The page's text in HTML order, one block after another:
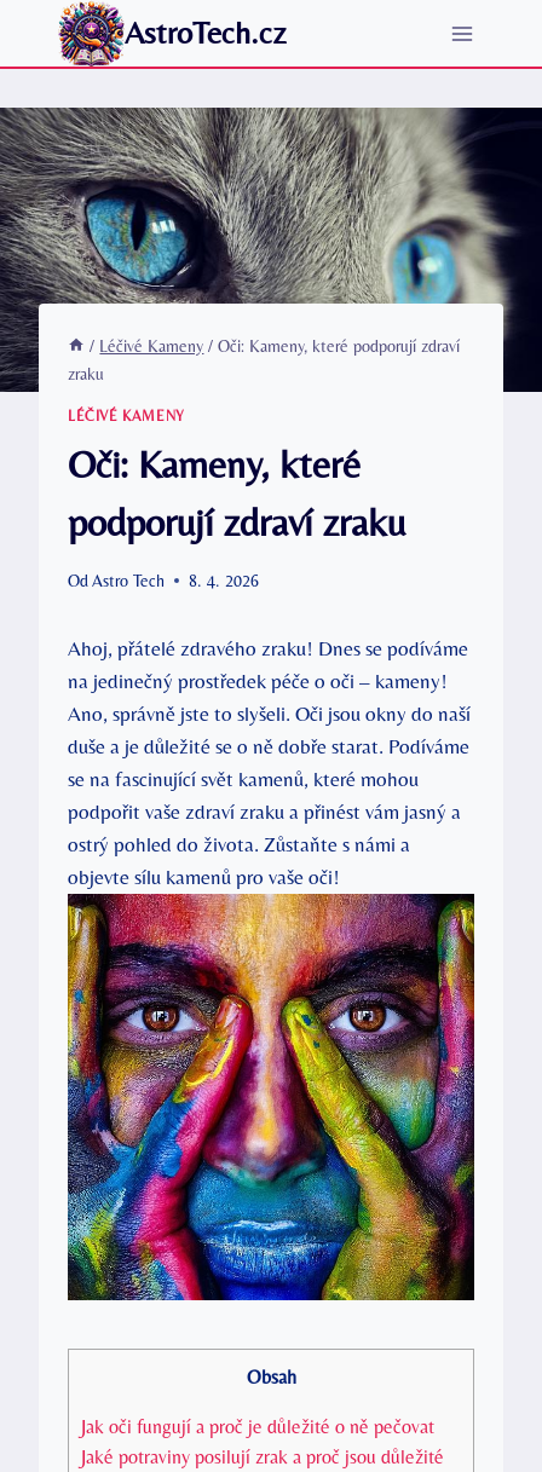
Přeskočit
AstroTech.cz
/ Léčivé Kameny / Oči: Kameny, které podporují zdraví
zraku
LÉČIVÉ KAMENY
Oči: Kameny, které
podporují zdraví zraku
Od Astro Tech 8. 4. 2026
Ahoj, přátelé zdravého zraku! Dnes se podíváme
na jedinečný prostředek péče o oči – kameny!
Ano, správně jste to slyšeli. Oči jsou okny do naší
duše a je důležité se o ně dobře starat. Podíváme
se na fascinující svět kamenů, které mohou
podpořit vaše zdraví zraku a přinést vám jasný a
ostrý pohled do života. Zůstaňte s námi a
objevte sílu kamenů pro vaše oči!
Obsah
Jak oči fungují a proč je důležité o ně pečovat
Jaké potraviny posilují zrak a proč jsou důležité